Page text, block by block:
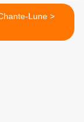
Sortie Chante-Lune >